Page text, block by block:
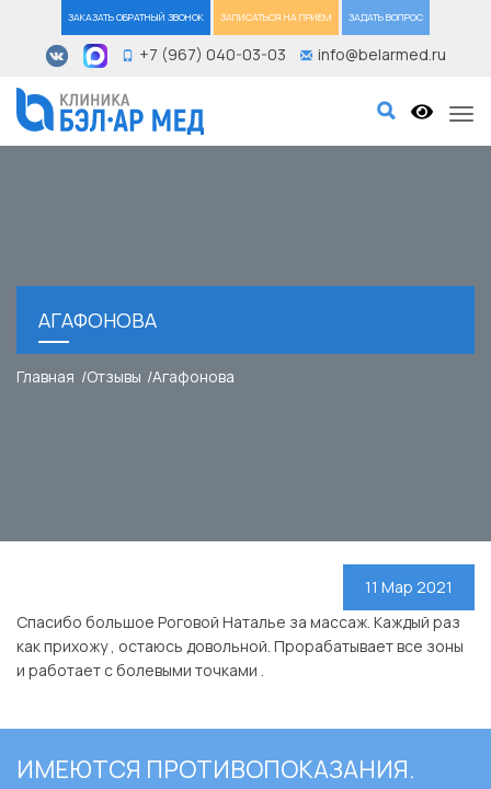
ЗАКАЗАТЬ ОБРАТНЫЙ ЗВОНОК ЗАПИСАТЬСЯ НА ПРИЕМ ЗАДАТЬ ВОПРОС
+7 (967) 040-03-03 info@belarmed.ru
АГАФОНОВА
Главная Отзывы Агафонова
11 Мар 2021
Спасибо большое Роговой Наталье за массаж. Каждый раз
как прихожу , остаюсь довольной. Прорабатывает все зоны
и работает с болевыми точками .
ИМЕЮТСЯ ПРОТИВОПОКАЗАНИЯ.